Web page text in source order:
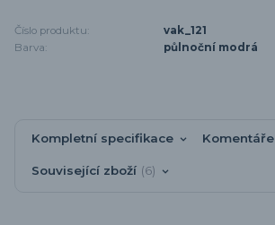
Číslo produktu:
vak_121
Barva:
půlnoční modrá
Kompletní specifikace Komentáře
Související zboží 6